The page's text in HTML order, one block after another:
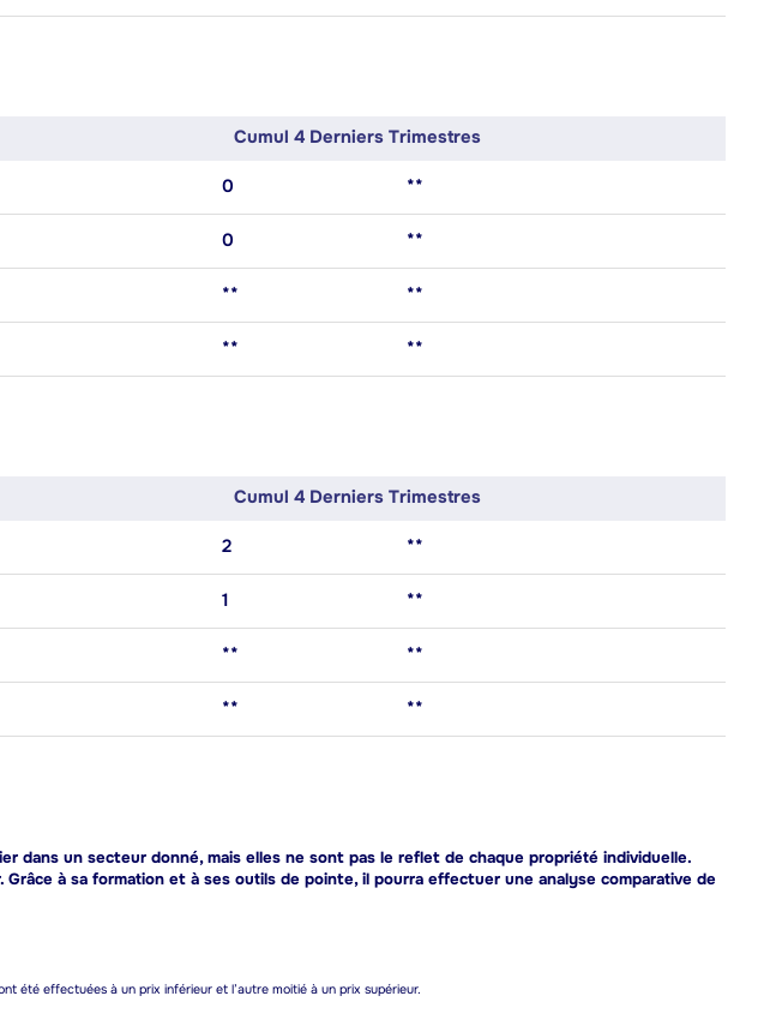
Cumul 4 Derniers Trimestres
0 **
0 **
** **
** **
Cumul 4 Derniers Trimestres
2 **
1 **
** **
** **
dans un secteur donné, mais elles ne sont pas le reflet de chaque propriété individuelle.
à sa formation et à ses outils de pointe, il pourra effectuer une analyse comparative de
été effectuées à un prix inférieur et l’autre moitié à un prix supérieur.